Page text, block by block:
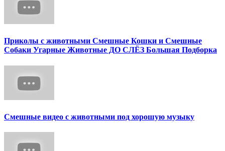
Приколы с животными Смешные Кошки и Смешные
Собаки Угарные Животные ДО СЛЁЗ Большая Подборка
Смешные видео с животными под хорошую музыку